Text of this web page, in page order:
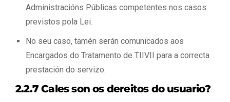
Administracións Públicas competentes nos casos
previstos pola Lei.
No seu caso, tamén serán comunicados aos
Encargados do Tratamento de TIIVII para a correcta
prestación do servizo.
2.2.7 Cales son os dereitos do usuario?